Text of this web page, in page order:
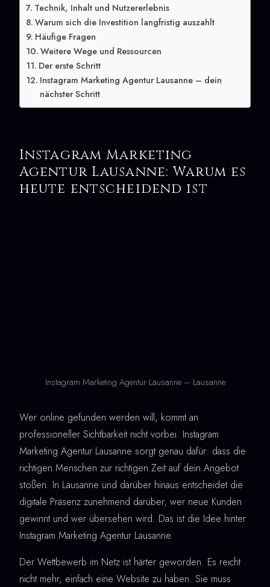
Technik, Inhalt und Nutzererlebnis
Warum sich die Investition langfristig auszahlt
Häufige Fragen
Weitere Wege und Ressourcen
Der erste Schritt
Instagram Marketing Agentur Lausanne – dein
nächster Schritt
Instagram Marketing
Agentur Lausanne: Warum es
heute entscheidend ist
Instagram Marketing Agentur Lausanne – Lausanne
Wer online gefunden werden will, kommt an
professioneller Sichtbarkeit nicht vorbei. Instagram
Marketing Agentur Lausanne sorgt genau dafür: dass die
richtigen Menschen zur richtigen Zeit auf dein Angebot
stoßen. In Lausanne und darüber hinaus entscheidet die
digitale Präsenz zunehmend darüber, wer neue Kunden
gewinnt und wer übersehen wird. Das ist die Idee hinter
Instagram Marketing Agentur Lausanne.
Der Wettbewerb im Netz ist härter geworden. Es reicht
nicht mehr, einfach eine Website zu haben. Sie muss